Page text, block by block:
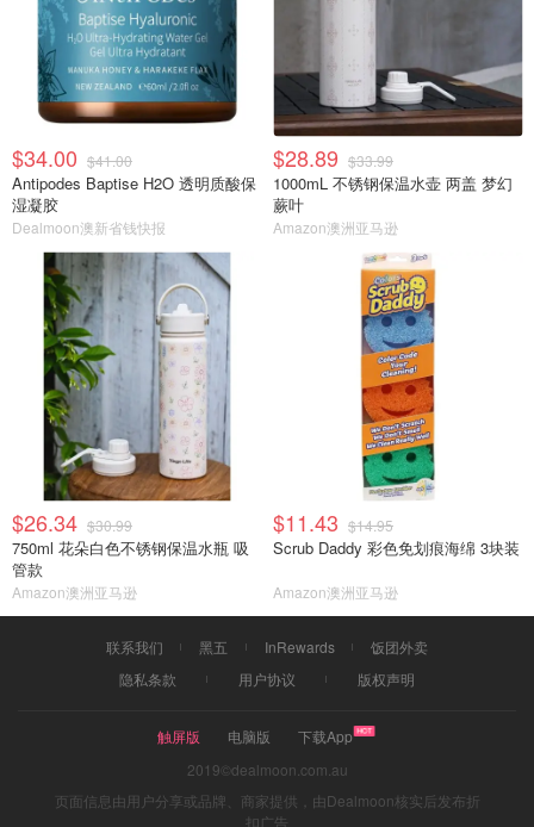
$34.00 $41.00
Antipodes Baptise H2O 透明质酸保
湿凝胶
Dealmoon澳新省钱快报
$28.89 $33.99
1000mL 不锈钢保温水壶 两盖 梦幻
蕨叶
Amazon澳洲亚马逊
$26.34 $30.99
750ml 花朵白色不锈钢保温水瓶 吸
管款
Amazon澳洲亚马逊
$11.43 $14.95
Scrub Daddy 彩色免划痕海绵 3块装
Amazon澳洲亚马逊
联系我们 黑五 InRewards
饭团外卖
隐私条款
用户协议 版权声明
触屏版 电脑版
下载App
2019©dealmoon.com.au
页面信息由用户分享或品牌、商家提供，由Dealmoon核实后发布折
扣广告